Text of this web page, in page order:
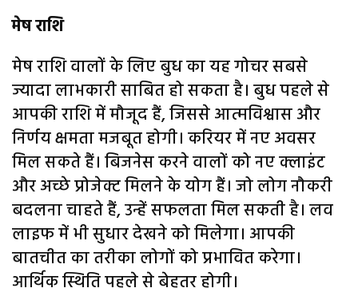
​मेष राशि
मेष राशि वालों के लिए बुध का यह गोचर सबसे
ज्यादा लाभकारी साबित हो सकता है। बुध पहले से
आपकी राशि में मौजूद हैं, जिससे आत्मविश्वास और
निर्णय क्षमता मजबूत होगी। करियर में नए अवसर
मिल सकते हैं। बिजनेस करने वालों को नए क्लाइंट
और अच्छे प्रोजेक्ट मिलने के योग हैं। जो लोग नौकरी
बदलना चाहते हैं, उन्हें सफलता मिल सकती है। लव
लाइफ में भी सुधार देखने को मिलेगा। आपकी
बातचीत का तरीका लोगों को प्रभावित करेगा।
आर्थिक स्थिति पहले से बेहतर होगी।